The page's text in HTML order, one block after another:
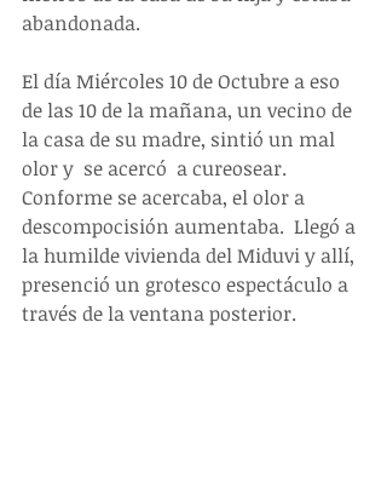
abandonada.
El día Miércoles 10 de Octubre a eso
de las 10 de la mañana, un vecino de
la casa de su madre, sintió un mal
olor y  se acercó  a cureosear.
Conforme se acercaba, el olor a
descompocisión aumentaba.  Llegó a
la humilde vivienda del Miduvi y allí,
presenció un grotesco espectáculo a
través de la ventana posterior.